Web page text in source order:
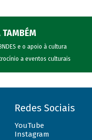
TAMBÉM
e o apoio à cultura
a eventos culturais
Redes Sociais
YouTube
Instagram